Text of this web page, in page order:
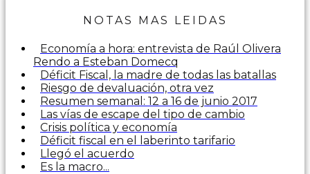
NOTAS MAS LEIDAS
Economía a hora: entrevista de Raúl Olivera
Rendo a Esteban Domecq
Déficit Fiscal, la madre de todas las batallas
Riesgo de devaluación, otra vez
Resumen semanal: 12 a 16 de junio 2017
Las vías de escape del tipo de cambio
Crisis política y economía
Déficit fiscal en el laberinto tarifario
Llegó el acuerdo
Es la macro...